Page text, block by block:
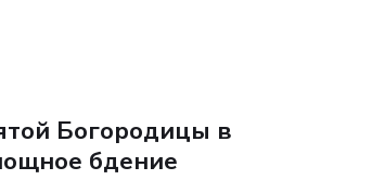
Богородицы в
бдение